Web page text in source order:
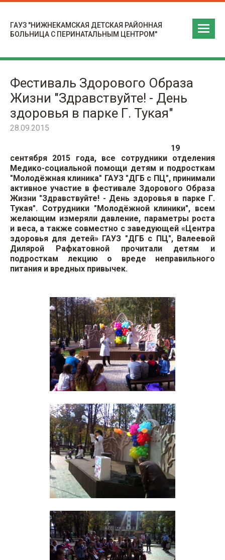
ГАУЗ "НИЖНЕКАМСКАЯ ДЕТСКАЯ РАЙОННАЯ
БОЛЬНИЦА С ПЕРИНАТАЛЬНЫМ ЦЕНТРОМ"
Фестиваль Здорового Образа
Жизни "Здравствуйте! - День
здоровья в парке Г. Тукая"
28.09.2015
19
сентября 2015 года, все сотрудники отделения
Медико-социальной помощи детям и подросткам
"Молодёжная клиника" ГАУЗ "ДГБ с ПЦ", принимали
активное участие в фестивале Здорового Образа
Жизни "Здравствуйте! - День здоровья в парке Г.
Тукая". Сотрудники "Молодёжной клиники", всем
желающим измеряли давление, параметры роста
и веса, а также совместно с заведующей «Центра
здоровья для детей» ГАУЗ "ДГБ с ПЦ", Валеевой
Дилярой Рафкатовной прочитали детям и
подросткам лекцию о вреде неправильного
питания и вредных привычек.